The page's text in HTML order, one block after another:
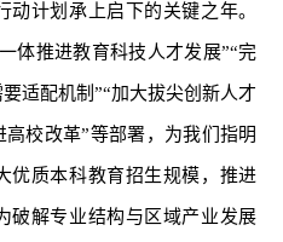
计划承上启下的关键之年。
体推进教育科技人才发展”“完
适配机制”“加大拔尖创新人才
高校改革”等部署，为我们指明
优质本科教育招生规模，推进
破解专业结构与区域产业发展